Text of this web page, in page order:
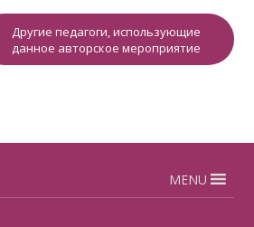
Другие педагоги, использующие
данное авторское мероприятие
MENU